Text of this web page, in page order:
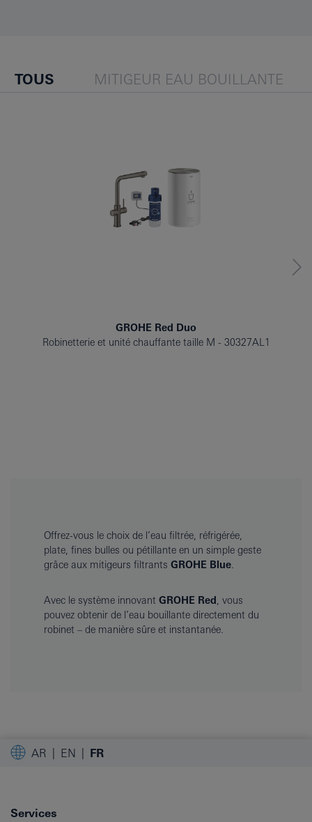
TOUS MITIGEUR EAU BOUILLANTE
GROHE Red Duo
Robinetterie et unité chauffante taille M
30327AL1
Offrez-vous le choix de l’eau filtrée, réfrigérée,
plate, fines bulles ou pétillante en un simple geste
grâce aux mitigeurs filtrants GROHE Blue
Avec le système innovant GROHE Red
, vous
pouvez obtenir de l’eau bouillante directement du
robinet – de manière sûre et instantanée.
AR EN FR
Services